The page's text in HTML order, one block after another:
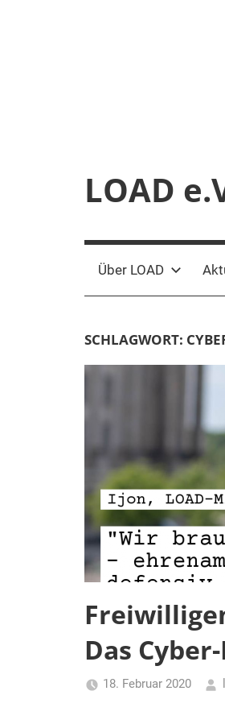
LOAD
für
liberale
Über LOAD
SCHLAGWORT:
Das
18. Februar 2020